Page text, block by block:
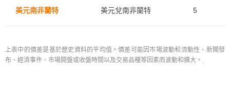
美元南非蘭特 美元兌南非蘭特 5
上表中的價差是基於歷史資料的平均值。價差可能因市場波動和流動性、新聞發
布、經濟事件、市場開盤或收盤時間以及交易品種等因素而波動和擴大。.